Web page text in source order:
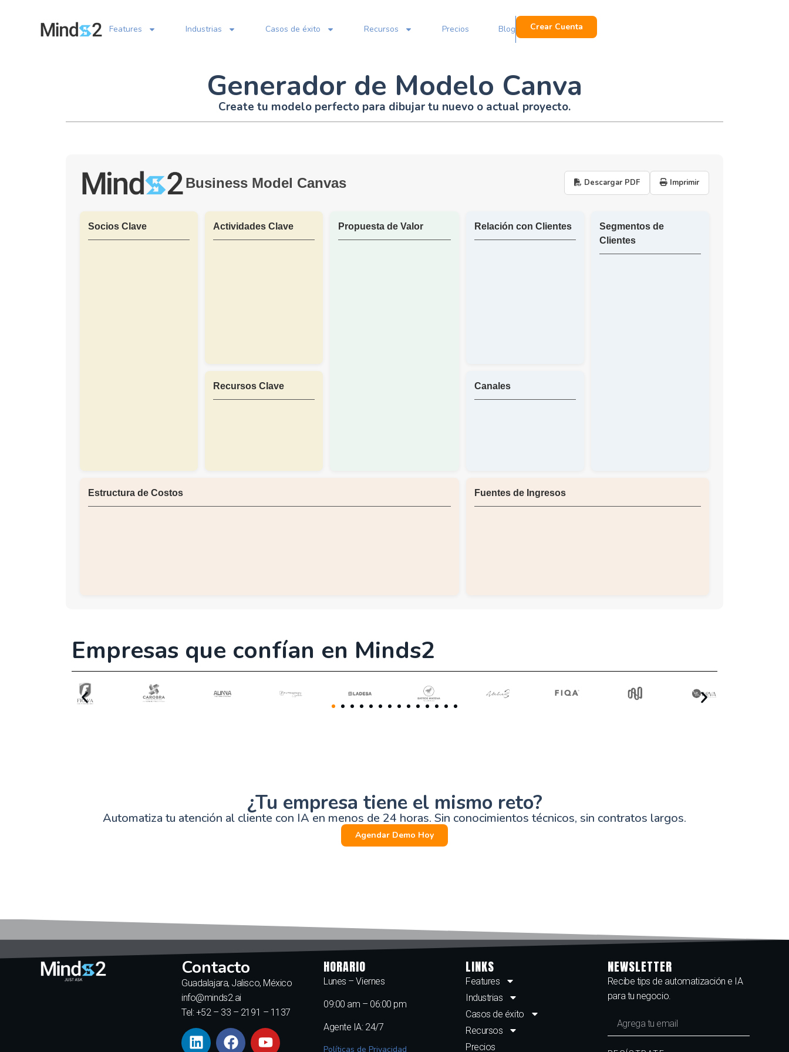
Features Industrias Casos de éxito Recursos Precios Blog Crear Cuenta
Generador de Modelo Canva
Create tu modelo perfecto para dibujar tu nuevo o actual proyecto.
Business Model Canvas Descargar PDF Imprimir
Socios Clave Actividades Clave
Recursos Clave
Propuesta de Valor Relación con Clientes
Canales
Segmentos de
Clientes
Estructura de Costos Fuentes de Ingresos
Empresas que confían en Minds2
¿Tu empresa tiene el mismo reto?
Automatiza tu atención al cliente con IA en menos de 24 horas. Sin conocimientos técnicos, sin contratos largos.
Agendar Demo Hoy
Contacto
Guadalajara, Jalisco, México
info@minds2.ai
Tel: +52 – 33 – 2191 – 1137
HORARIO
Lunes – Viernes
09:00 am – 06:00 pm
Agente IA: 24/7
Políticas de Privacidad
LINKS
Features
Industrias
Casos de éxito
Recursos
Precios
NEWSLETTER
Recibe tips de automatización e IA
para tu negocio.